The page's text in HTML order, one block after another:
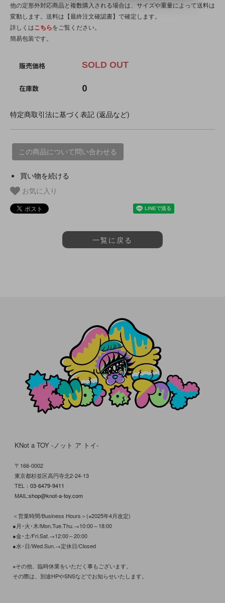
他の定形外対応商品と複数購入される場合は、サイズや重量によって送料は
変動します。送料は【最終注文確認書】で確定します。
詳しくはこちらをご覧ください。
簡易包装です。
販売価格 SOLD OUT
在庫数 0
特定商取引法に基づく表記 (返品など)
この商品について問い合わせる
買い物を続ける
お気に入り
一覧に戻る
KNot a TOY -ノット ア トイ-
〒166-0002
東京都杉並区高円寺北2-24-13
TEL： 03-6479-9411
MAIL:shop@knot-a-toy.com
＜営業時間/Business Hours＞(※2025年4月改定)
●月･火･木/Mon.Tue.Thu.→10:00～18:00
●金･土/Fri.Sat.→12:00～20:00
●水･日/Wed.Sun.→定休日/Closed
※その他、臨時休業をいただく事もございます。
その際は、別途HPやSNSなどでお知らせいたします。